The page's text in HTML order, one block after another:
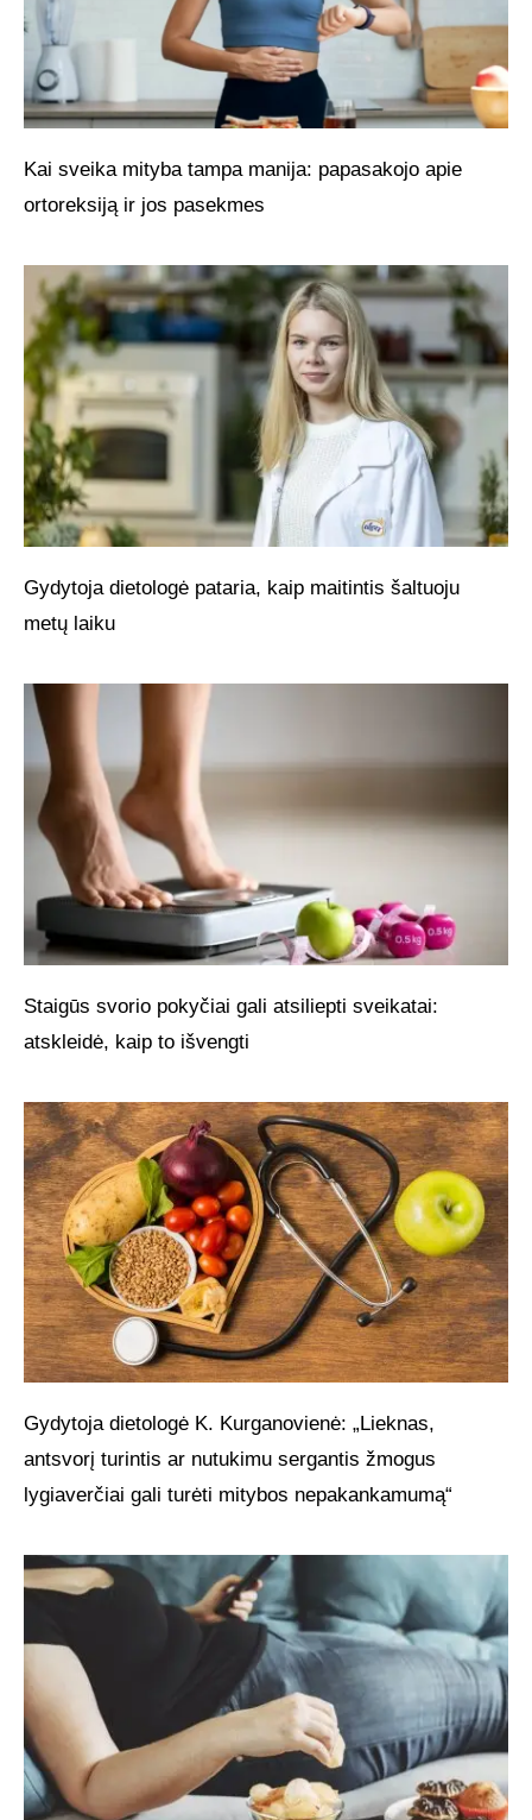
Kai sveika mityba tampa manija: papasakojo apie
ortoreksiją ir jos pasekmes
Gydytoja dietologė pataria, kaip maitintis šaltuoju
metų laiku
Staigūs svorio pokyčiai gali atsiliepti sveikatai:
atskleidė, kaip to išvengti
Gydytoja dietologė K. Kurganovienė: „Lieknas,
antsvorį turintis ar nutukimu sergantis žmogus
lygiaverčiai gali turėti mitybos nepakankamumą“